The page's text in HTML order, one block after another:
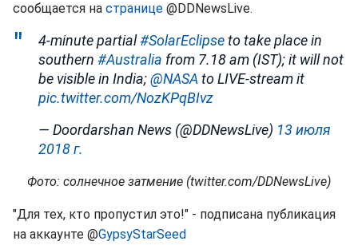
сообщается на странице @DDNewsLive.
4-minute partial#SolarEclipseto take place in
southern #Australia from 7.18 am (IST); it will not
be visible in India;@NASAto LIVE-stream it
pic.twitter.com/NozKPqBIvz
— Doordarshan News (@DDNewsLive) 13 июля
2018 г.
Фото: солнечное затмение (twitter.com/DDNewsLive)
"Для тех, кто пропустил это!" - подписана публикация
на аккаунте @GypsyStarSeed